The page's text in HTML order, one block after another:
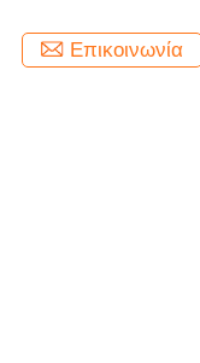
Επικοινωνία